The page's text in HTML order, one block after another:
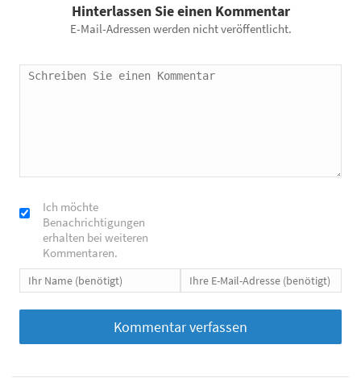
Hinterlassen Sie einen Kommentar
E-Mail-Adressen werden nicht veröffentlicht.
Ich möchte
Benachrichtigungen
erhalten bei weiteren
Kommentaren.